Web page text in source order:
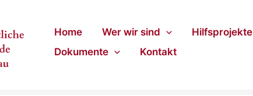
Home Wer wir sind Hilfsprojekte
Dokumente
Kontakt